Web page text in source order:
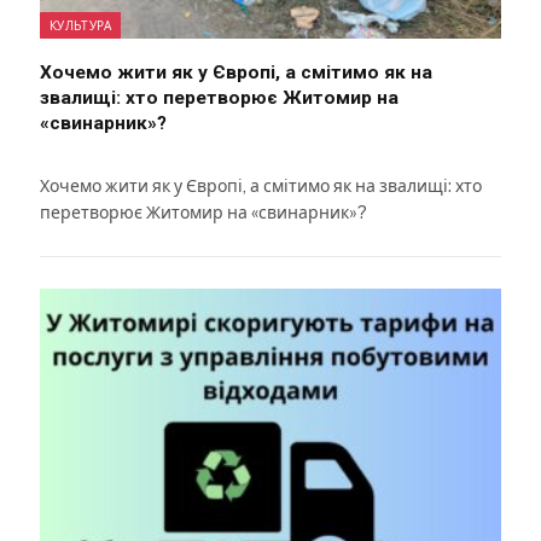
КУЛЬТУРА
Хочемо жити як у Європі, а смітимо як на
звалищі: хто перетворює Житомир на
«свинарник»?
Хочемо жити як у Європі, а смітимо як на звалищі: хто
перетворює Житомир на «свинарник»?